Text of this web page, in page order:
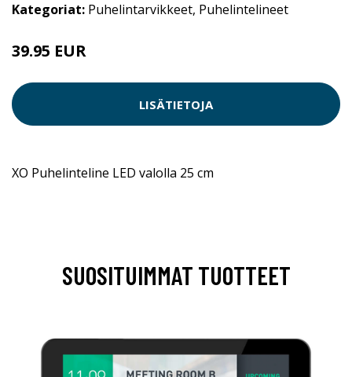
Kategoriat: Puhelintarvikkeet, Puhelintelineet
39.95 EUR
LISÄTIETOJA
XO Puhelinteline LED valolla 25 cm
SUOSITUIMMAT TUOTTEET